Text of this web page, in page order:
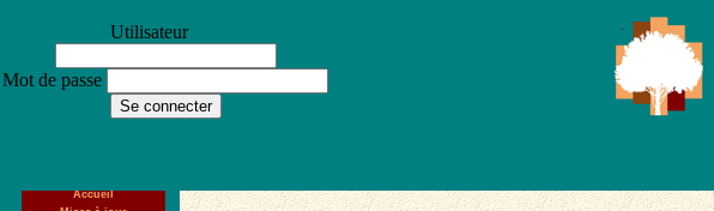
Utilisateur
Mot de passe
Accueil